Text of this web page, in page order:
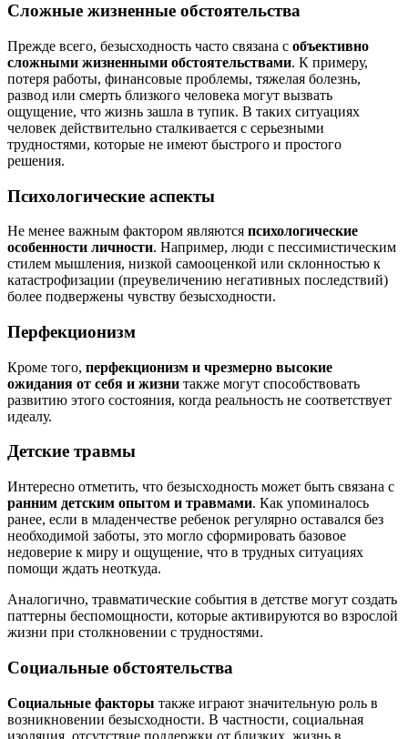
Сложные жизненные обстоятельства
Прежде всего, безысходность часто связана с объективно
сложными жизненными обстоятельствами. К примеру,
потеря работы, финансовые проблемы, тяжелая болезнь,
развод или смерть близкого человека могут вызвать
ощущение, что жизнь зашла в тупик. В таких ситуациях
человек действительно сталкивается с серьезными
трудностями, которые не имеют быстрого и простого
решения.
Психологические аспекты
Не менее важным фактором являются психологические
особенности личности. Например, люди с пессимистическим
стилем мышления, низкой самооценкой или склонностью к
катастрофизации (преувеличению негативных последствий)
более подвержены чувству безысходности.
Перфекционизм
Кроме того, перфекционизм и чрезмерно высокие
ожидания от себя и жизни также могут способствовать
развитию этого состояния, когда реальность не соответствует
идеалу.
Детские травмы
Интересно отметить, что безысходность может быть связана с
ранним детским опытом и травмами. Как упоминалось
ранее, если в младенчестве ребенок регулярно оставался без
необходимой заботы, это могло сформировать базовое
недоверие к миру и ощущение, что в трудных ситуациях
помощи ждать неоткуда.
Аналогично, травматические события в детстве могут создать
паттерны беспомощности, которые активируются во взрослой
жизни при столкновении с трудностями.
Социальные обстоятельства
Социальные факторы также играют значительную роль в
возникновении безысходности. В частности, социальная
изоляция, отсутствие поддержки от близких, жизнь в